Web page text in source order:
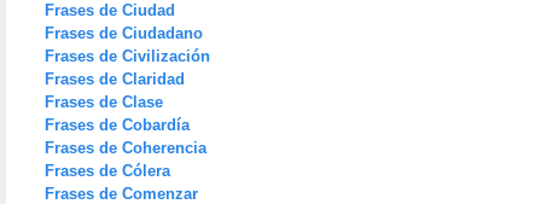
Frases de Ciudad
Frases de Ciudadano
Frases de Civilización
Frases de Claridad
Frases de Clase
Frases de Cobardía
Frases de Coherencia
Frases de Cólera
Frases de Comenzar